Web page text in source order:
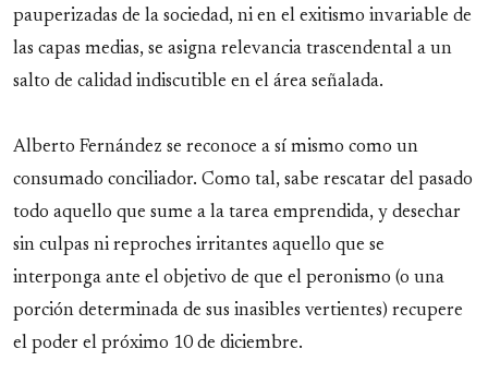
pauperizadas de la sociedad, ni en el exitismo invariable de
las capas medias, se asigna relevancia trascendental a un
salto de calidad indiscutible en el área señalada.
Alberto Fernández se reconoce a sí mismo como un
consumado conciliador. Como tal, sabe rescatar del pasado
todo aquello que sume a la tarea emprendida, y desechar
sin culpas ni reproches irritantes aquello que se
interponga ante el objetivo de que el peronismo (o una
porción determinada de sus inasibles vertientes) recupere
el poder el próximo 10 de diciembre.